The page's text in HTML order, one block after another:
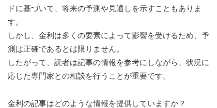
ドに基づいて、将来の予測や見通しを示すこともありま
す。
しかし、金利は多くの要素によって影響を受けるため、予
測は正確であるとは限りません。
したがって、読者は記事の情報を参考にしながら、状況に
応じた専門家との相談を行うことが重要です。
金利の記事はどのような情報を提供していますか？